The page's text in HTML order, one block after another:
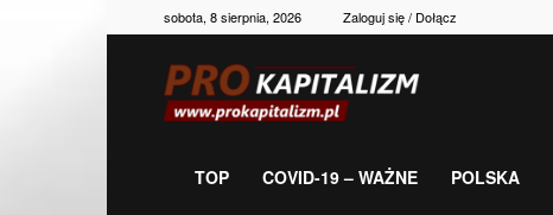
sobota, 8 sierpnia, 2026 Zaloguj się / Dołącz
gospodarka,
TOP COVID-19 – WAŻNE POLSKA